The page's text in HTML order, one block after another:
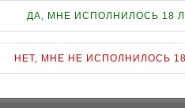
ДА, МНЕ ИСПОЛНИЛОСЬ 18
НЕТ, МНЕ НЕ ИСПОЛНИЛОСЬ